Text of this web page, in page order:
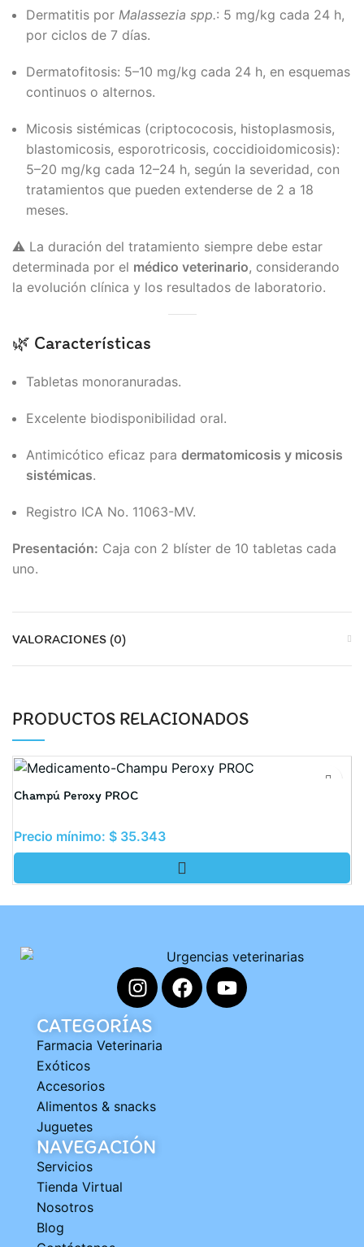
Dermatitis por Malassezia spp.: 5 mg/kg cada 24 h,
por ciclos de 7 días.
Dermatofitosis: 5–10 mg/kg cada 24 h, en esquemas
continuos o alternos.
Micosis sistémicas (criptococosis, histoplasmosis,
blastomicosis, esporotricosis, coccidioidomicosis):
5–20 mg/kg cada 12–24 h, según la severidad, con
tratamientos que pueden extenderse de 2 a 18
meses.
⚠️ La duración del tratamiento siempre debe estar
determinada por el médico veterinario, considerando
la evolución clínica y los resultados de laboratorio.
🌿 Características
Tabletas monoranuradas.
Excelente biodisponibilidad oral.
Antimicótico eficaz para dermatomicosis y micosis
sistémicas.
Registro ICA No. 11063-MV.
Presentación: Caja con 2 blíster de 10 tabletas cada
uno.
VALORACIONES (0)
PRODUCTOS RELACIONADOS
Champú Peroxy PROC
Precio mínimo: $ 35.343
CATEGORÍAS
Farmacia Veterinaria
Exóticos
Accesorios
Alimentos & snacks
Juguetes
NAVEGACIÓN
Servicios
Tienda Virtual
Nosotros
Blog